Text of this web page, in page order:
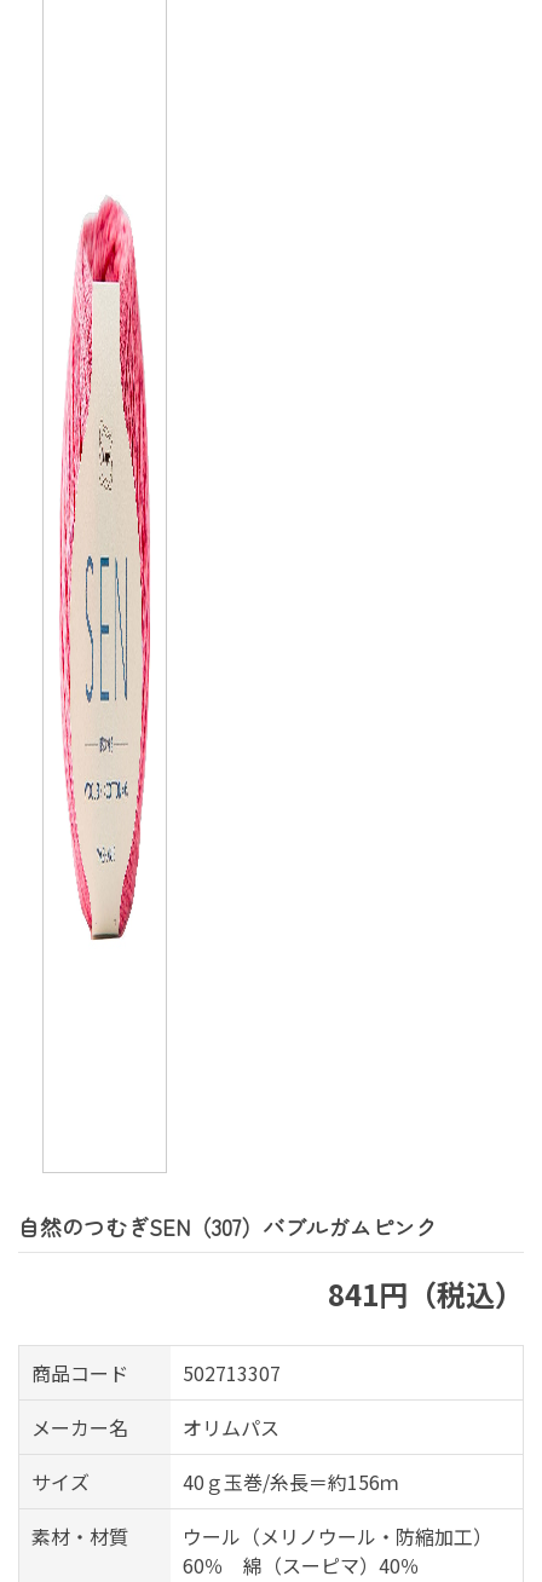
自然のつむぎSEN（307）バブルガムピンク
841円（税込）
商品コード
502713307
メーカー名
オリムパス
サイズ
40ｇ玉巻/糸長＝約156ｍ
素材・材質
ウール（メリノウール・防縮加工）
60％ 綿（スーピマ）40％